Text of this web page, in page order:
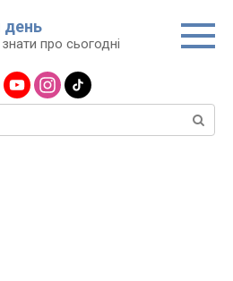
день
про сьогодні